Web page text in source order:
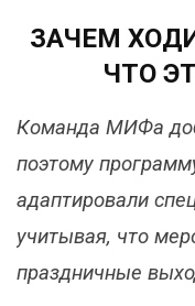
ЗАЧЕМ
ЧТО
Команда МИФа
поэтому
адаптировали
учитывая, что
праздничные